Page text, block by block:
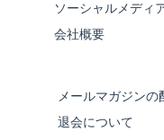
ソーシャルメディ
会社概要
メールマガジン
退会について